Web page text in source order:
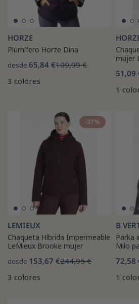
HORZE
Plumífero Horze Dina
desde 65,84 €109,99 €
3 colores
mujer
51,09
1
-37%
LEMIEUX
Chaqueta Híbrida Impermeable
LeMieux Brooke mujer
desde 153,67 €244,95 €
3 colores
B
Parka
Milo
72,58
1